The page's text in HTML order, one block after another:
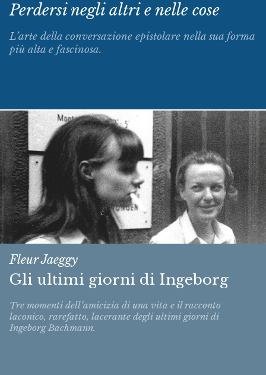
Perdersi negli altri e nelle cose
L’arte della conversazione epistolare nella sua forma
più alta e fascinosa.
Fleur Jaeggy
Gli ultimi giorni di Ingeborg
Tre momenti dell’amicizia di una vita e il racconto
laconico, rarefatto, lacerante degli ultimi giorni di
Ingeborg Bachmann.